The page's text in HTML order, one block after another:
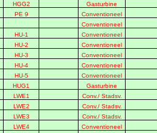
HGG2 Gasturbine
PE 9 Conventioneel
Conventioneel
HU-1 Conventioneel
HU-2 Conventioneel
HU-3 Conventioneel
HU-4 Conventioneel
HU-5 Conventioneel
HUG1 Gasturbine
LWE1 Conv./ Stadsv.
LWE2 Conv./ Stadsv.
LWE3 Conv./ Stadsv.
LWE4 Conventioneel